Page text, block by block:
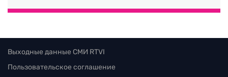
Выходные данные СМИ RTVI
Пользовательское соглашение